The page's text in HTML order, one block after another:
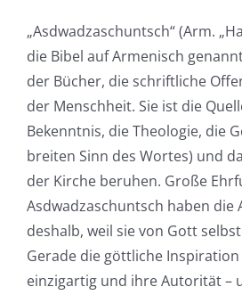
„Asdwadzaschuntsch“ (Arm.
die Bibel auf Armenisch
der Bücher, die schriftliche
der Menschheit. Sie ist die
Bekenntnis, die Theologie, die
breiten Sinn des Wortes) und
der Kirche beruhen. Große
Asdwadzaschuntsch haben die
deshalb, weil sie von Gott
Gerade die göttliche
einzigartig und ihre Autorität –